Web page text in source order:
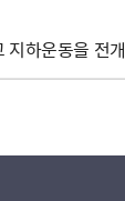
지하운동을 전개